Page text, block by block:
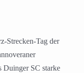
Strecken-Tag der
Duinger SC starke